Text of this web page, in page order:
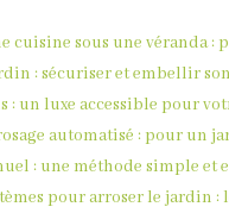
cuisine sous une véranda
: sécuriser et embellir
: un luxe accessible pour
automatisé : pour un
: une méthode simple et
pour arroser le jardin :